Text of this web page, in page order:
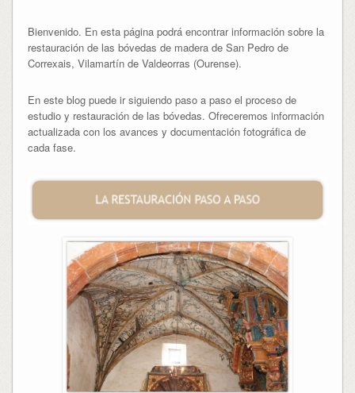
Bienvenido. En esta página podrá encontrar información sobre la
restauración de las bóvedas de madera de San Pedro de
Correxais, Vilamartín de Valdeorras (Ourense).
En este blog puede ir siguiendo paso a paso el proceso de
estudio y restauración de las bóvedas. Ofreceremos información
actualizada con los avances y documentación fotográfica de
cada fase.